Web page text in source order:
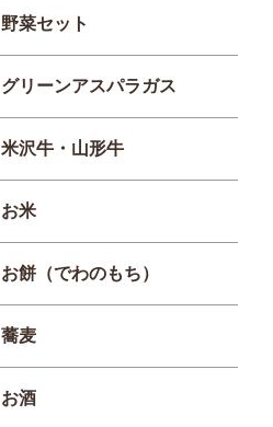
野菜セット
グリーンアスパラガス
米沢牛・山形牛
お米
お餅（でわのもち）
蕎麦
お酒